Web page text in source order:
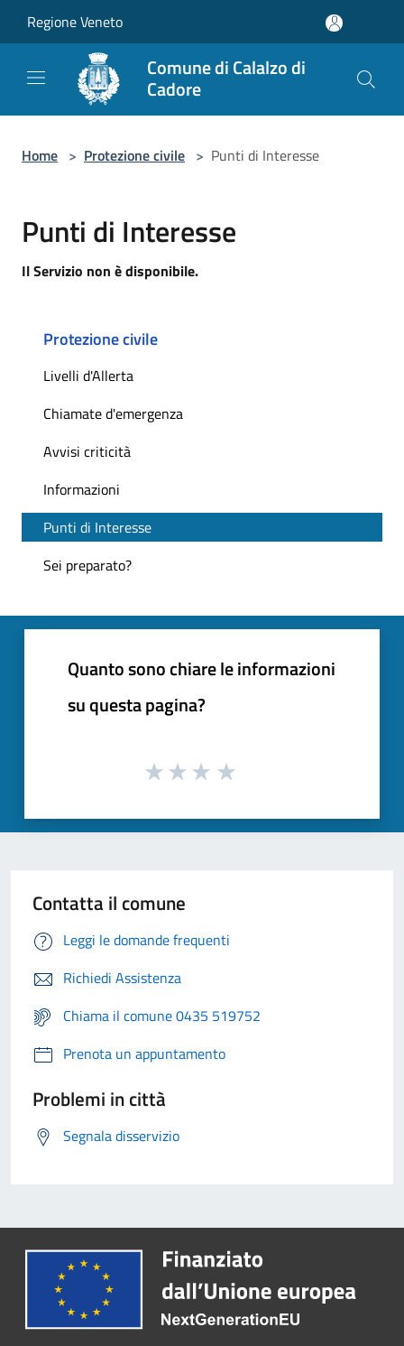
Regione Veneto
Comune di Calalzo di
Cadore
Home > Protezione civile > Punti di Interesse
Punti di Interesse
Il Servizio non è disponibile.
Protezione civile
Livelli d'Allerta
Chiamate d'emergenza
Avvisi criticità
Informazioni
Punti di Interesse
Sei preparato?
Quanto sono chiare le informazioni
su questa pagina?
Contatta il comune
Leggi le domande frequenti
Richiedi Assistenza
Chiama il comune 0435 519752
Prenota un appuntamento
Problemi in città
Segnala disservizio